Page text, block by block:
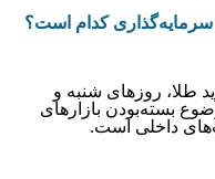
سرمایه‌گذاری کدام است؟
طلا، روزهای شنبه و
بسته‌بودن بازارهای
داخلی است.